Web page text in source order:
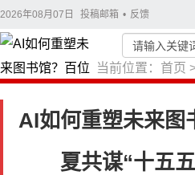
2026年08月07日 投稿邮箱 • 反馈
当前位置： 首页
AI如何重塑未来图
夏共谋“十五